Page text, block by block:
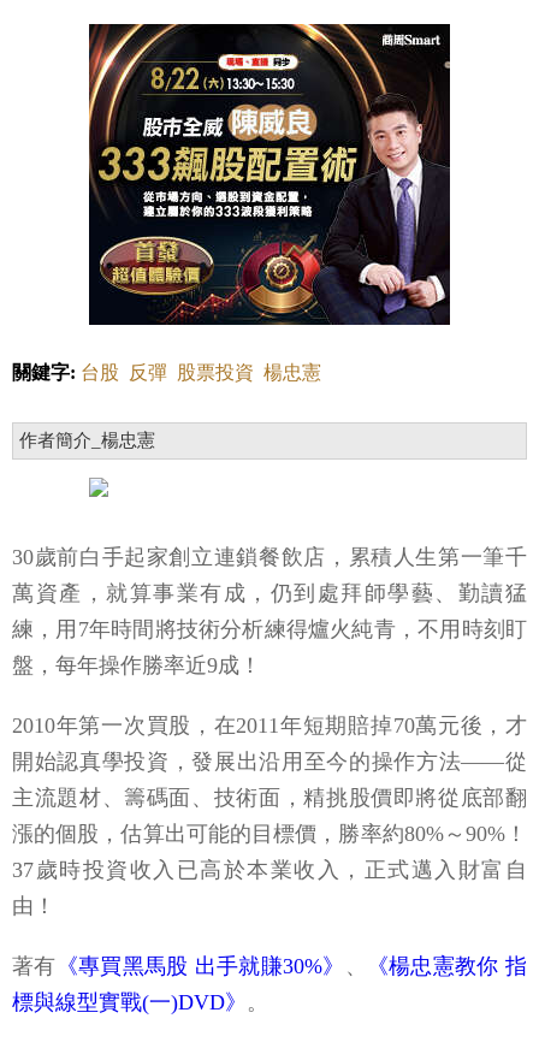
關鍵字: 台股 反彈 股票投資 楊忠憲
作者簡介_楊忠憲
30歲前白手起家創立連鎖餐飲店，累積人生第一筆千
萬資產，就算事業有成，仍到處拜師學藝、勤讀猛
練，用7年時間將技術分析練得爐火純青，不用時刻盯
盤，每年操作勝率近9成！
2010年第一次買股，在2011年短期賠掉70萬元後，才
開始認真學投資，發展出沿用至今的操作方法——從
主流題材、籌碼面、技術面，精挑股價即將從底部翻
漲的個股，估算出可能的目標價，勝率約80%～90%！
37歲時投資收入已高於本業收入，正式邁入財富自
由！
著有 《專買黑馬股 出手就賺30%》 、
《楊忠憲教你 指
標與線型實戰(一)DVD》 。